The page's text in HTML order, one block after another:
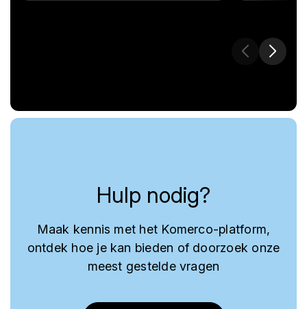
Hulp nodig?
Maak kennis met het Komerco-platform,
ontdek hoe je kan bieden of doorzoek onze
meest gestelde vragen